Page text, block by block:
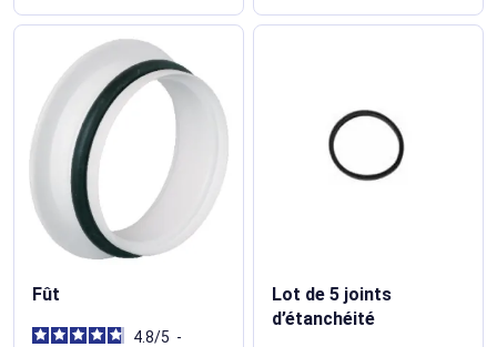
Fût
4.8/5 -
Lot de 5 joints
d’étanchéité